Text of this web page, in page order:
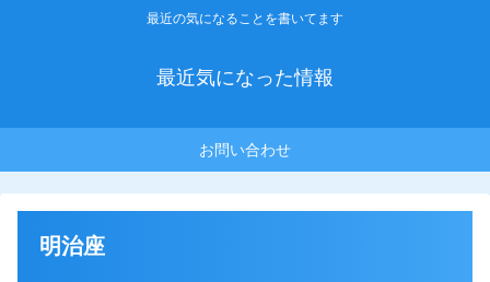
最近の気になることを書いてます
最近気になった情報
お問い合わせ
明治座